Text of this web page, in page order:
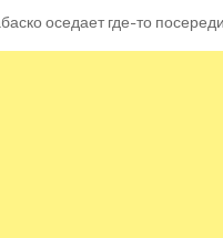
оседает где-то